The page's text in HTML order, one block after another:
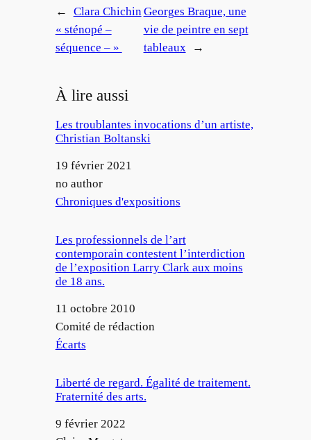
←
Clara Chichin
« sténopé –
séquence – »
Georges Braque, une
vie de peintre en sept
tableaux
→
À lire aussi
Les troublantes invocations d’un artiste,
Christian Boltanski
Date
19 février 2021
Auteur
no author
Par rapport à
Chroniques d'expositions
Les professionnels de l’art
contemporain contestent l’interdiction
de l’exposition Larry Clark aux moins
de 18 ans.
Date
11 octobre 2010
Auteur
Comité de rédaction
Par rapport à
Écarts
Liberté de regard. Égalité de traitement.
Fraternité des arts.
Date
9 février 2022